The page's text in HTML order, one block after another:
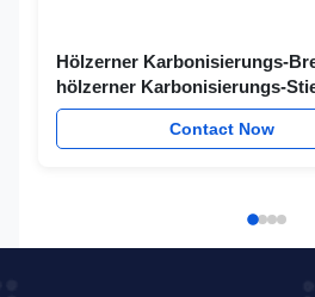
Hölzerner Karbonisierungs-
hölzerner Karbonisierungs-
Funiture-Material-
Ofen der hohen Temperatur
Contact Now